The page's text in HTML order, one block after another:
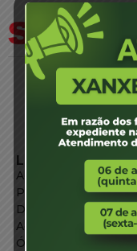
LINKS EXTERNOS
Agência de Notícias
Portal de Serviços
Diário Oficial
Acesso à Informação
Órgãos do Governo